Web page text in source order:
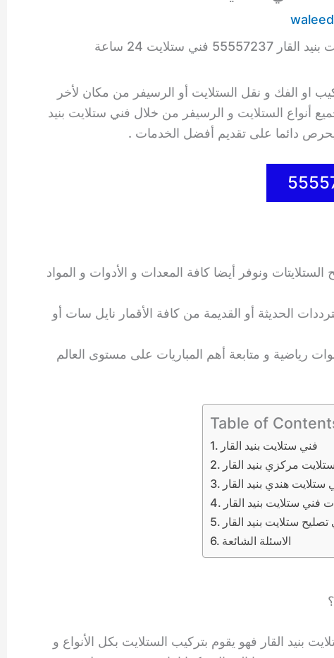
waleed
فني ستلايت 24 ساعة
او الفك و نقل الستلايت أو الرسيفر من مكان لأخر
أنواع الستلايت و الرسيفر من خلال فني ستلايت بنيد
و يحرص دائما على تقديم أفضل الخدمات .
ونوفر أيضا كافة المعدات و الأدوات و المواد
الحديثة أو القديمة من كافة الأقمار نايل سات أو
رياضية و متابعة أهم المباريات على مستوى العالم
Table of
فني ستلايت بنيد القار
مركزي بنيد القار
ستلايت هندي بنيد القار
فني ستلايت بنيد القار
ستلايت بنيد القار
الاسئلة الشائعة
بنيد القار فهو يقوم بتركيب الستلايت بكل الأنواع و